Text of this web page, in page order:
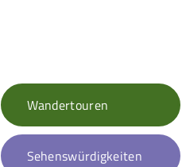
Wandertouren
Sehenswürdigkeiten